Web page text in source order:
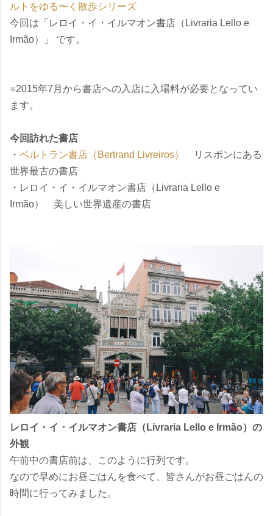
ルトをゆる〜く散歩シリーズ
今回は「レロイ・イ・イルマオン書店（Livraria Lello e
Irmão）」 です。
※2015年7月から書店への入店に入場料が必要となってい
ます。
今回訪れた書店
・ ベルトラン書店（Bertrand Livreiros）
リスボンにある
世界最古の書店
・レロイ・イ・イルマオン書店（Livraria Lello e
Irmão） 美しい世界遺産の書店
レロイ・イ・イルマオン書店（Livraria Lello e Irmão）の
外観
午前中の書店前は、このように行列です。
なので早めにお昼ごはんを食べて、皆さんがお昼ごはんの
時間に行ってみました。